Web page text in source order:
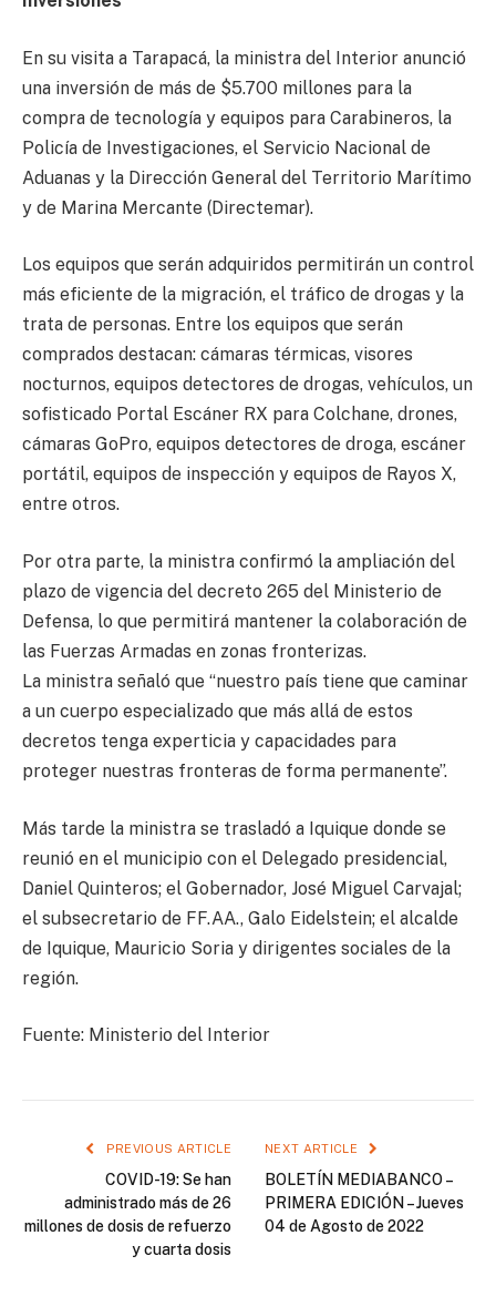
En su visita a Tarapacá, la ministra del Interior anunció
una inversión de más de $5.700 millones para la
compra de tecnología y equipos para Carabineros, la
Policía de Investigaciones, el Servicio Nacional de
Aduanas y la Dirección General del Territorio Marítimo
y de Marina Mercante (Directemar).
Los equipos que serán adquiridos permitirán un control
más eficiente de la migración, el tráfico de drogas y la
trata de personas. Entre los equipos que serán
comprados destacan: cámaras térmicas, visores
nocturnos, equipos detectores de drogas, vehículos, un
sofisticado Portal Escáner RX para Colchane, drones,
cámaras GoPro, equipos detectores de droga, escáner
portátil, equipos de inspección y equipos de Rayos X,
entre otros.
Por otra parte, la ministra confirmó la ampliación del
plazo de vigencia del decreto 265 del Ministerio de
Defensa, lo que permitirá mantener la colaboración de
las Fuerzas Armadas en zonas fronterizas.
La ministra señaló que “nuestro país tiene que caminar
a un cuerpo especializado que más allá de estos
decretos tenga experticia y capacidades para
proteger nuestras fronteras de forma permanente”.
Más tarde la ministra se trasladó a Iquique donde se
reunió en el municipio con el Delegado presidencial,
Daniel Quinteros; el Gobernador, José Miguel Carvajal;
el subsecretario de FF.AA., Galo Eidelstein; el alcalde
de Iquique, Mauricio Soria y dirigentes sociales de la
región.
Fuente: Ministerio del Interior
PREVIOUS ARTICLE
COVID-19: Se han
administrado más de 26
millones de dosis de refuerzo
y cuarta dosis
NEXT ARTICLE
BOLETÍN MEDIABANCO –
PRIMERA EDICIÓN – Jueves
04 de Agosto de 2022